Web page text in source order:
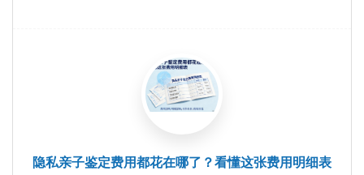
隐私亲子鉴定费用都花在哪了？看懂这张费用明细表